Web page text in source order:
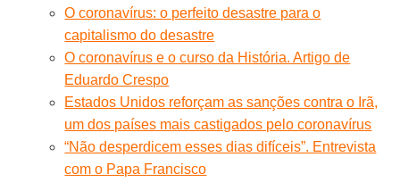
O coronavírus: o perfeito desastre para o
capitalismo do desastre
O coronavírus e o curso da História. Artigo de
Eduardo Crespo
Estados Unidos reforçam as sanções contra o Irã,
um dos países mais castigados pelo coronavírus
“Não desperdicem esses dias difíceis”. Entrevista
com o Papa Francisco